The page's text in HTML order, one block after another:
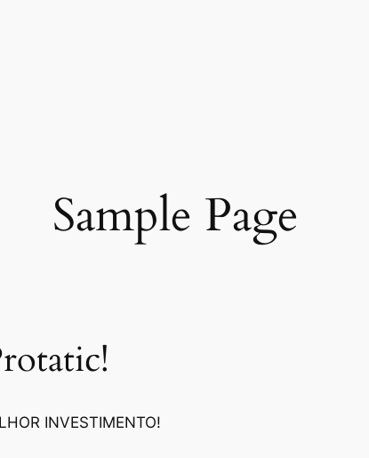
Sample Page
INVESTIMENTO!